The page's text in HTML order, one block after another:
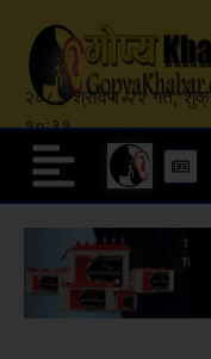
२०८३ श्रावण २२ गते,
१०:३१